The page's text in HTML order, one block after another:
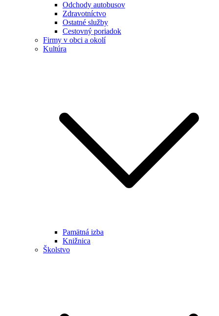
Odchody autobusov
Zdravotníctvo
Ostatné služby
Cestovný poriadok
Firmy v obci a okolí
Kultúra
Pamätná izba
Knižnica
Školstvo